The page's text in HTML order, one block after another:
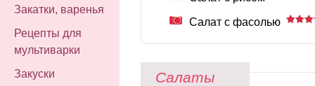
Закатки, варенья
Рецепты для
мультиварки
Закуски
Салат с фасолью
Салаты